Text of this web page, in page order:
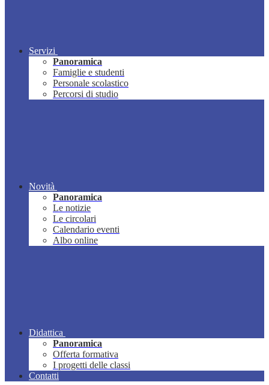
Servizi
Panoramica
Famiglie e studenti
Personale scolastico
Percorsi di studio
Novità
Panoramica
Le notizie
Le circolari
Calendario eventi
Albo online
Didattica
Panoramica
Offerta formativa
I progetti delle classi
Contatti